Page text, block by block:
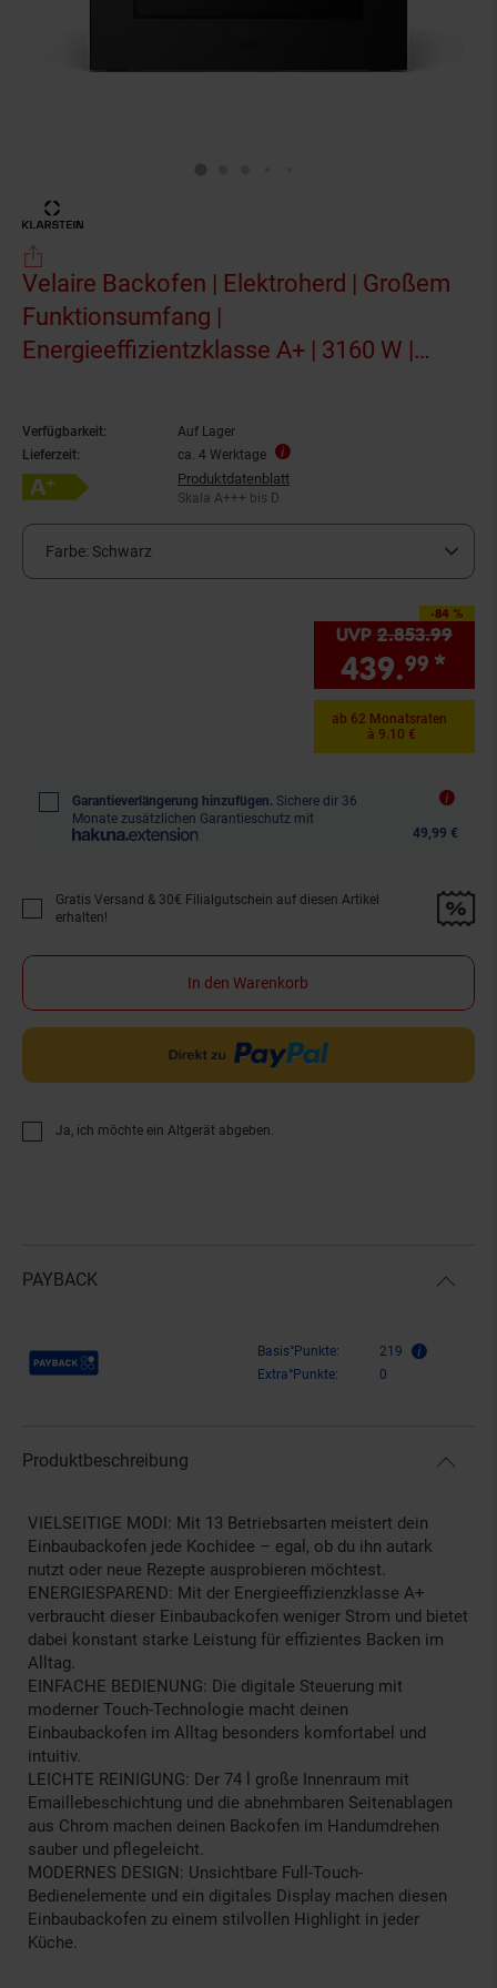
Velaire Backofen | Elektroherd | Großem
Funktionsumfang |
Energieeffizientzklasse A+ | 3160 W |
Verfügbarkeit:
Auf Lager
Lieferzeit:
ca. 4 Werktage
Energieeffizienzklasse A+ auf Skala A+++ bis D
Produktdatenblatt
Skala A+++ bis D
Farbe: Schwarz
-84 %
Sie Sparen 84 Prozent,
UVP 2.853.99
439.99 *
ab 62 Monatsraten
à 9.10 €
Garantieverlängerung hinzufügen. Sichere dir 36
Monate zusätzlichen Garantieschutz mit
49,99 €
Promotion "Gratis Versand &amp; 30€ Filialgutschein auf diesen Artikel
Gratis Versand & 30€ Filialgutschein auf diesen Artikel
erhalten!
In den Warenkorb
Ja, ich möchte ein Altgerät abgeben.
PAYBACK
Payback Punkte Basis°Punkte:
219
Extra°Punkte:
0
Produktbeschreibung
VIELSEITIGE MODI: Mit 13 Betriebsarten meistert dein
Einbaubackofen jede Kochidee – egal, ob du ihn autark
nutzt oder neue Rezepte ausprobieren möchtest.
ENERGIESPAREND: Mit der Energieeffizienzklasse A+
verbraucht dieser Einbaubackofen weniger Strom und bietet
dabei konstant starke Leistung für effizientes Backen im
Alltag.
EINFACHE BEDIENUNG: Die digitale Steuerung mit
moderner Touch-Technologie macht deinen
Einbaubackofen im Alltag besonders komfortabel und
intuitiv.
LEICHTE REINIGUNG: Der 74 l große Innenraum mit
Emaillebeschichtung und die abnehmbaren Seitenablagen
aus Chrom machen deinen Backofen im Handumdrehen
sauber und pflegeleicht.
MODERNES DESIGN: Unsichtbare Full-Touch-
Bedienelemente und ein digitales Display machen diesen
Einbaubackofen zu einem stilvollen Highlight in jeder
Küche.